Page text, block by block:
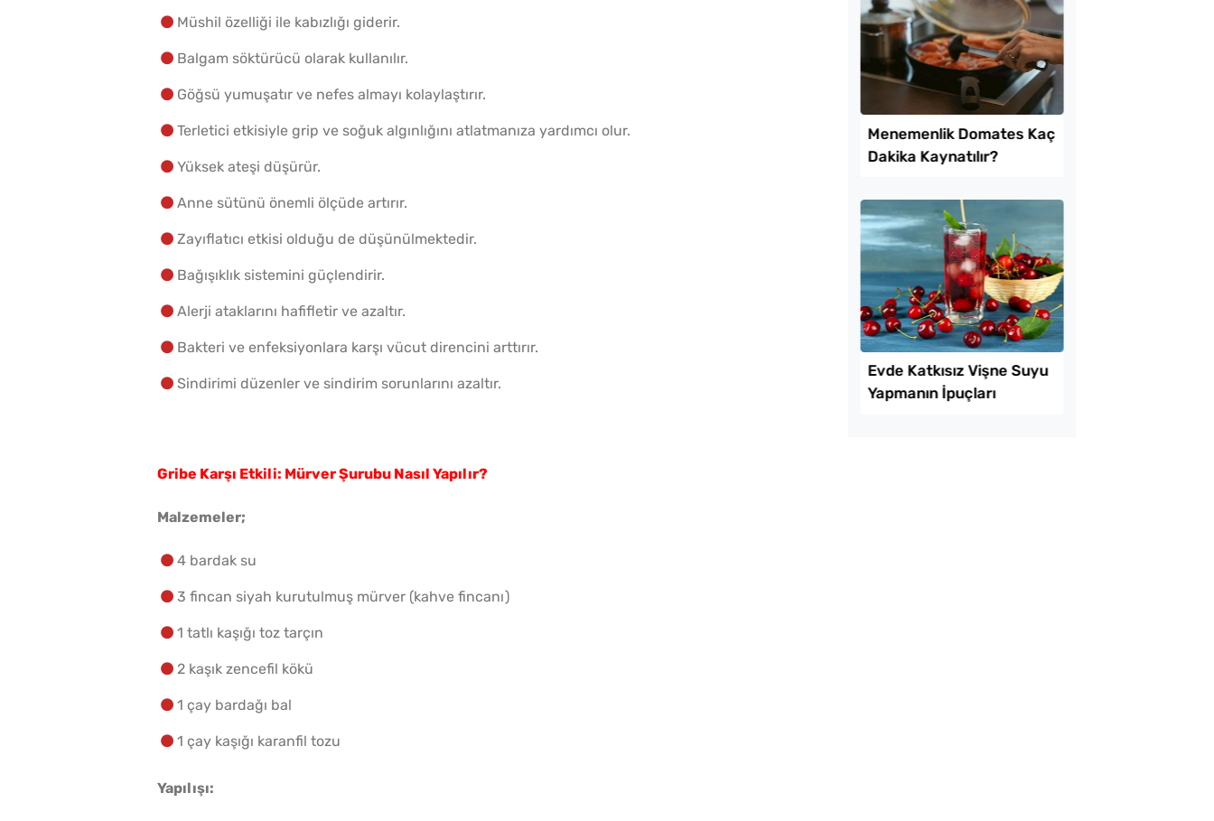
Patlıcan Kızartması Tarifi Tarifi
Müshil özelliği ile kabızlığı giderir.
Balgam söktürücü olarak kullanılır.
Göğsü yumuşatır ve nefes almayı kolaylaştırır.
Terletici etkisiyle grip ve soğuk algınlığını atlatmanıza yardımcı olur.
Yüksek ateşi düşürür.
Anne sütünü önemli ölçüde artırır.
Zayıflatıcı etkisi olduğu de düşünülmektedir.
Bağışıklık sistemini güçlendirir.
Alerji ataklarını hafifletir ve azaltır.
Bakteri ve enfeksiyonlara karşı vücut direncini arttırır.
Sindirimi düzenler ve sindirim sorunlarını azaltır.
Gribe Karşı Etkili: Mürver Şurubu Nasıl Yapılır?
Malzemeler;
4 bardak su
3 fincan siyah kurutulmuş mürver (kahve fincanı)
1 tatlı kaşığı toz tarçın
2 kaşık zencefil kökü
1 çay bardağı bal
1 çay kaşığı karanfil tozu
Yapılışı: